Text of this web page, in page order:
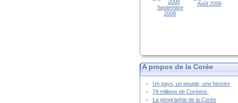
Septembre
2008
Août 2006
A propos de la Corée
Un pays, un peuple, une histoire
78 millions de Coréens
La géographie de la Corée